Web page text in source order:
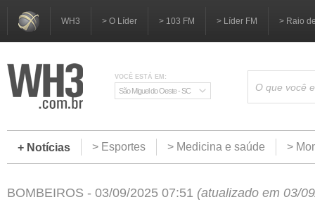
WH3 > O Líder > 103 FM > Líder FM > Raio
VOCÊ ESTÁ EM:
São Miguel do Oeste - SC
+ Notícias > Esportes > Medicina e saúde >
BOMBEIROS - 03/09/2025 07:51 (atualizado em 03/